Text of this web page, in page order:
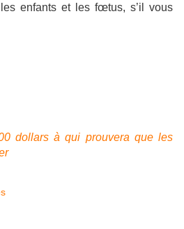
les enfants et les fœtus, s’il vous
dollars à qui prouvera que les